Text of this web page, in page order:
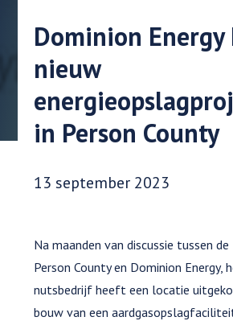
Dominion
nieuw
in Person County
Datum gepubliceerd:
13 september 2023
Na maanden van discussie tussen
Person County en Dominion Energy,
nutsbedrijf heeft een locatie
bouw van een